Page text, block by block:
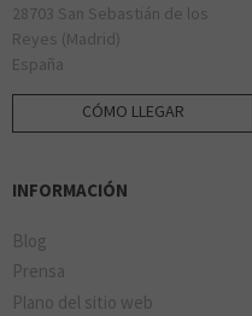
28703 San Sebastián de los
Reyes (Madrid)
España
CÓMO LLEGAR
INFORMACIÓN
Blog
Prensa
Plano del sitio web